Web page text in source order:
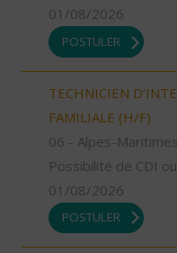
01/08/2026
POSTULER
TECHNICIEN
FAMILIALE (H/F)
06 - Alpes-Maritimes
Possibilité de CDI
01/08/2026
POSTULER